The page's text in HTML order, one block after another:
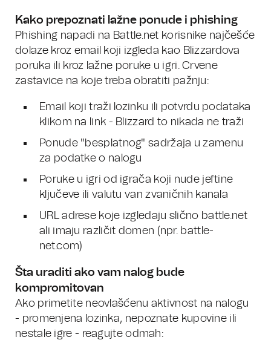
Kako prepoznati lažne ponude i phishing
Phishing napadi na Battle.net korisnike najčešće
dolaze kroz email koji izgleda kao Blizzardova
poruka ili kroz lažne poruke u igri. Crvene
zastavice na koje treba obratiti pažnju:
Email koji traži lozinku ili potvrdu podataka
klikom na link - Blizzard to nikada ne traži
Ponude "besplatnog" sadržaja u zamenu
za podatke o nalogu
Poruke u igri od igrača koji nude jeftine
ključeve ili valutu van zvaničnih kanala
URL adrese koje izgledaju slično battle.net
ali imaju različit domen (npr. battle-
net.com)
Šta uraditi ako vam nalog bude
kompromitovan
Ako primetite neovlašćenu aktivnost na nalogu
- promenjena lozinka, nepoznate kupovine ili
nestale igre - reagujte odmah: